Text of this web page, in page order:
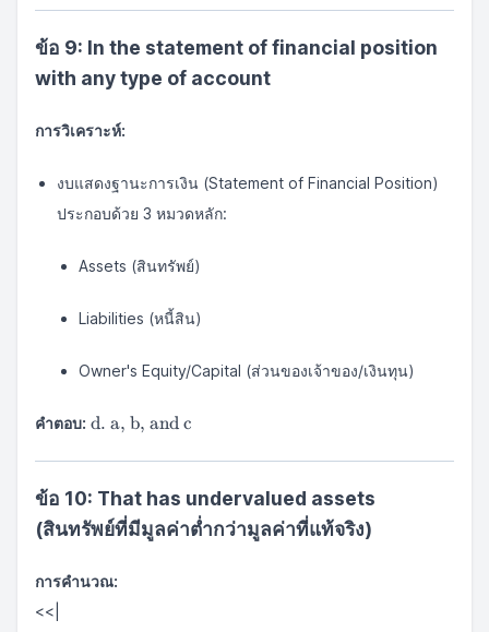
ข้อ 9: In the statement of financial position
with any type of account
การวิเคราะห์:
งบแสดงฐานะการเงิน (Statement of Financial Position)
ประกอบด้วย 3 หมวดหลัก:
Assets (สินทรัพย์)
Liabilities (หนี้สิน)
Owner's Equity/Capital (ส่วนของเจ้าของ/เงินทุน)
คำตอบ: \text{d.
c}
d. a, b, and c
ข้อ 10: That has undervalued assets
(สินทรัพย์ที่มีมูลค่าต่ำกว่ามูลค่าที่แท้จริง)
การคำนวณ:
<<|